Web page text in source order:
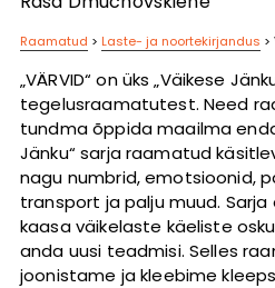
Raamatud > Laste- ja noortekirjandus >
„VÄRVID“ on üks „Väikese
tegelusraamatutest. Need
tundma õppida maailma
Jänku“ sarja raamatud
nagu numbrid, emotsioonid,
transport ja palju muud.
kaasa väikelaste käeliste
anda uusi teadmisi. Selles
joonistame ja kleebime